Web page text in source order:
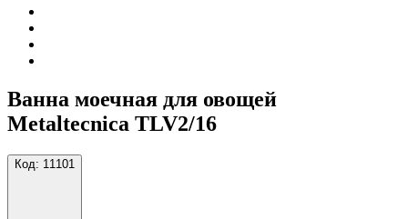
Ванна моечная для овощей
Metaltecnica TLV2/16
Код: 11101